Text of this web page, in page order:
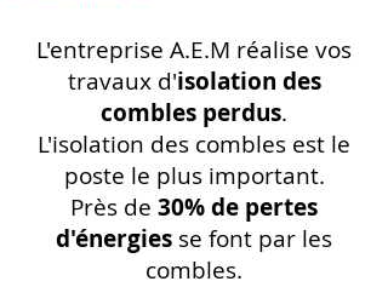
L'entreprise A.E.M réalise vos
travaux d'isolation des
combles perdus.
L'isolation des combles est le
poste le plus important.
Près de 30% de pertes
d'énergies se font par les
combles.